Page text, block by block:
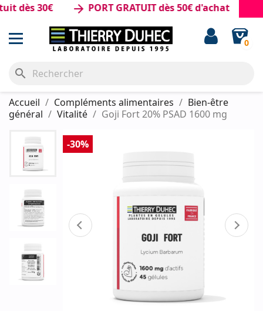
30€ arrow_forward PORT GRATUIT dès 50€ d'achat
0
search
Accueil Compléments alimentaires
Bien-être
général
Vitalité Goji Fort 20% PSAD 1600 mg
-30%